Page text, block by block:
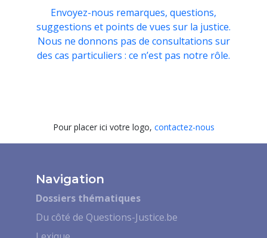
Envoyez-nous remarques, questions,
suggestions et points de vues sur la justice.
Nous ne donnons pas de consultations sur
des cas particuliers : ce n’est pas notre rôle.
Pour placer ici votre logo, contactez-nous
Navigation
Dossiers thématiques
Du côté de Questions-Justice.be